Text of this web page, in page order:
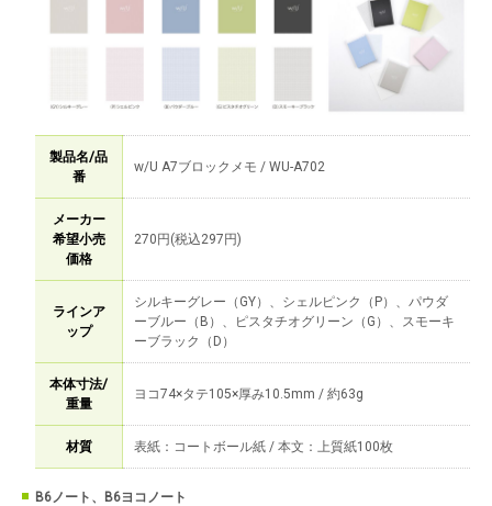
製品名/品
番
w/U A7ブロックメモ / WU-A702
メーカー
希望小売
価格
270円(税込297円)
ラインア
ップ
シルキーグレー（GY）、シェルピンク（P）、パウダ
ーブルー（B）、ピスタチオグリーン（G）、スモーキ
ーブラック（D）
本体寸法/
重量
ヨコ74×タテ105×厚み10.5mm / 約63g
材質 表紙：コートボール紙 / 本文：上質紙100枚
B6ノート、B6ヨコノート